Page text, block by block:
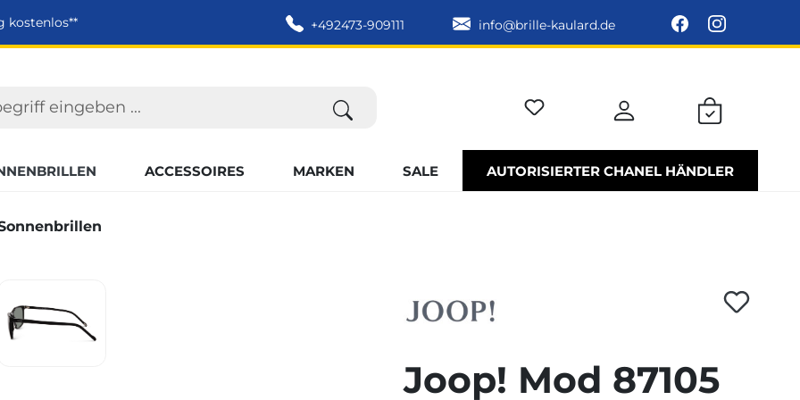
kostenlos** +492473-909111 info@brille-kaulard.de
ACCESSOIRES MARKEN SALE AUTORISIERTER CHANEL HÄNDLER
Joop! Mod 87105